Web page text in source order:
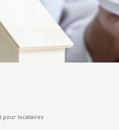
pour locataires